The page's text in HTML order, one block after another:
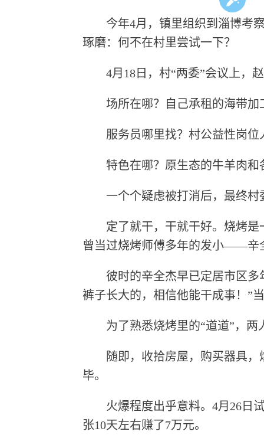
今年4月，镇里组织到淄博考察
琢磨：何不在村里尝试一下？
4月18日，村“两委”会议上，
场所在哪？自己承租的海带加
服务员哪里找？村公益性岗位
特色在哪？原生态的牛羊肉和
一个个疑虑被打消后，最终村
定了就干，干就干好。烧烤是
曾当过烧烤师傅多年的发小——辛
彼时的辛全杰早已定居市区多
裤子长大的，相信他能干成事！”
为了熟悉烧烤里的“道道”，两
随即，收拾房屋，购买器具，
毕。
火爆程度出乎意料。4月26日试
张10天左右赚了7万元。